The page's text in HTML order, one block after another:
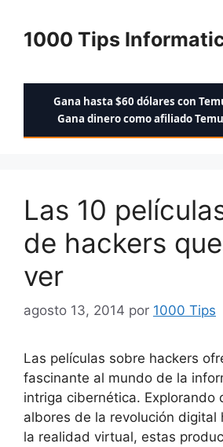
contenido
1000 Tips
Gana hasta $60 dólares con
Gana dinero como afiliado
Las 10
de hackers
ver
agosto 13, 2014 por 1000 Tips
Las películas sobre hackers
fascinante al mundo de la
intriga cibernética. Explorando
albores de la revolución digital
la realidad virtual, estas